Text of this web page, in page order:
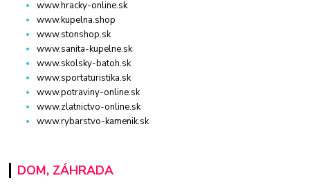
www.hracky-online.sk
www.kupelna.shop
www.stonshop.sk
www.sanita-kupelne.sk
www.skolsky-batoh.sk
www.sportaturistika.sk
www.potraviny-online.sk
www.zlatnictvo-online.sk
www.rybarstvo-kamenik.sk
DOM, ZÁHRADA